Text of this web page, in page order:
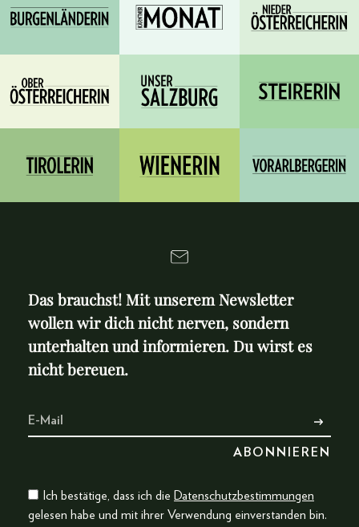
Das brauchst! Mit unserem Newsletter
wollen wir dich nicht nerven, sondern
unterhalten und informieren. Du wirst es
nicht bereuen.
Ich bestätige, dass ich die Datenschutzbestimmungen
gelesen habe und mit ihrer Verwendung einverstanden bin.